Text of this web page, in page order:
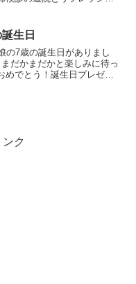
産、入院などで使う緊急一
...
生日
の7歳の誕生日がありまし
だかまだかと楽しみに待っ
めでとう！誕生日プレゼン
ク